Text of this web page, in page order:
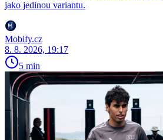
jako jedinou variantu.
Mobify.cz
8. 8. 2026, 19:17
5 min